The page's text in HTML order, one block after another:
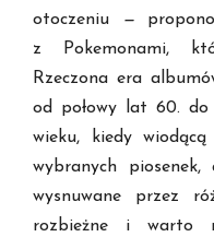
otoczeniu
—
z Pokemonami,
Rzeczona era
od połowy lat 60. do
wieku, kiedy
wybranych
wysnuwane przez
rozbieżne i warto